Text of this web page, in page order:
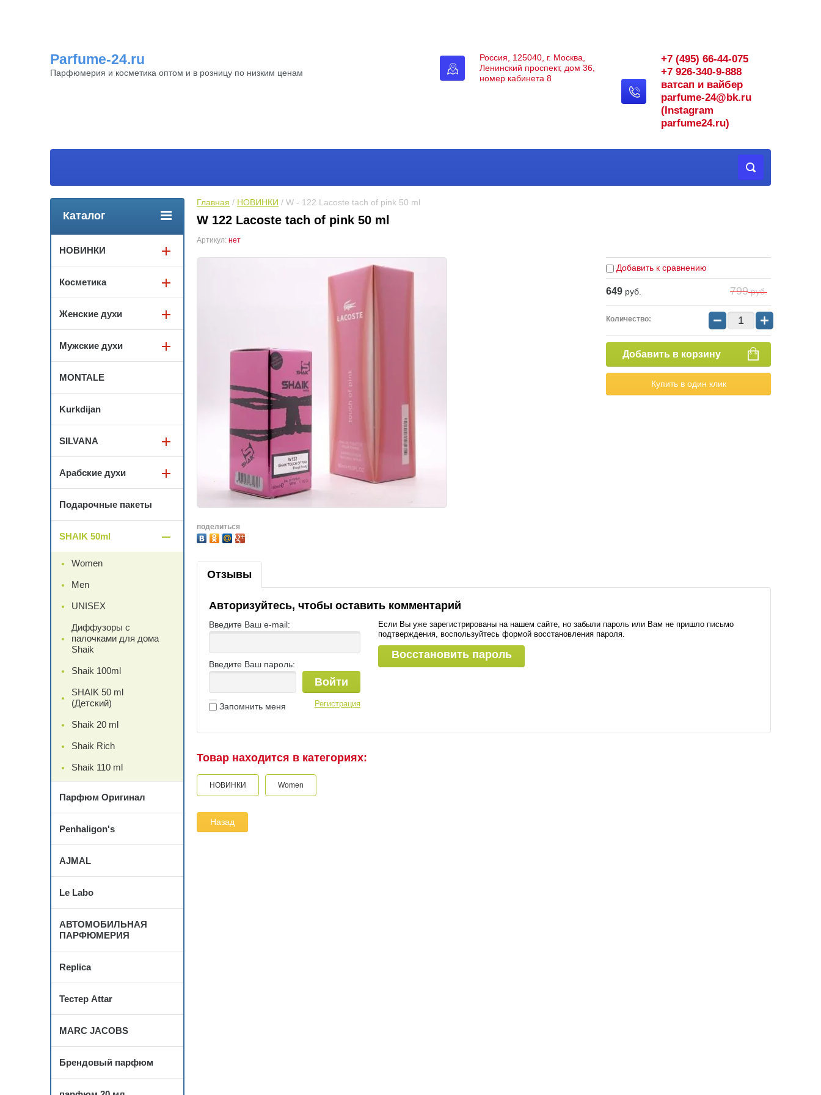
Parfume-24.ru
Парфюмерия и косметика оптом и в розницу по низким ценам
+7 (495) 66-44-075
+7 926-340-9-888
ватсап и вайбер
parfume-24@bk.ru
(Instagram
parfume24.ru)
Россия, 125040, г. Москва,
Ленинский проспект, дом 36,
номер кабинета 8
Главная / НОВИНКИ / W - 122 Lacoste tach of pink 50 ml
W 122 Lacoste tach of pink 50 ml
Артикул: нет
поделиться
Добавить к сравнению
649 руб. 799руб.
Количество: − +
Добавить в корзину
Купить в один клик
Отзывы
Авторизуйтесь, чтобы оставить комментарий
Введите Ваш e-mail:
Введите Ваш пароль:
Войти
Запомнить меня Регистрация
Если Вы уже зарегистрированы на нашем сайте, но забыли пароль или Вам не пришло письмо
подтверждения, воспользуйтесь формой восстановления пароля.
Восстановить пароль
Товар находится в категориях:
НОВИНКИ Women
Назад
Каталог
НОВИНКИ
Косметика
Женские духи
Мужские духи
MONTALE
Kurkdijan
SILVANA
Арабские духи
Подарочные пакеты
SHAIK 50ml
Women
Men
UNISEX
Диффузоры с
палочками для дома
Shaik
Shaik 100ml
SHAIK 50 ml
(Детский)
Shaik 20 ml
Shaik Rich
Shaik 110 ml
Парфюм Оригинал
Penhaligon's
AJMAL
Le Labo
АВТОМОБИЛЬНАЯ
ПАРФЮМЕРИЯ
Replica
Тестер Attar
MARC JACOBS
Брендовый парфюм